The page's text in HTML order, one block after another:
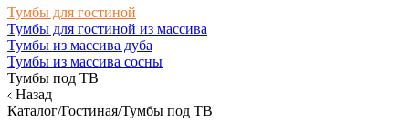
Тумбы для гостиной
Тумбы для гостиной из массива
Тумбы из массива дуба
Тумбы из массива сосны
Тумбы под ТВ
Назад
Каталог/Гостиная/Тумбы под ТВ